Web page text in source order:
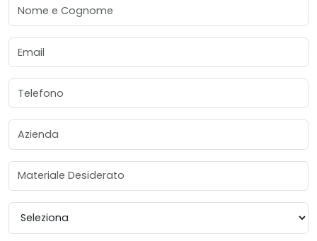
Nome e Cognome
Email
Telefono
Azienda
Materiale Desiderato
Provincia